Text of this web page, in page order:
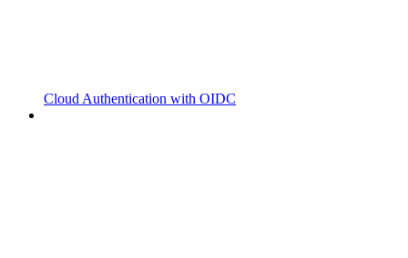
Cloud Authentication with OIDC